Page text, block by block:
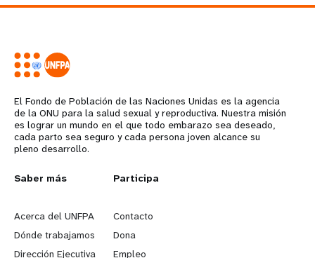
El Fondo de Población de las Naciones Unidas es la agencia
de la ONU para la salud sexual y reproductiva. Nuestra misión
es lograr un mundo en el que todo embarazo sea deseado,
cada parto sea seguro y cada persona joven alcance su
pleno desarrollo.
L
e
a
Saber más
Acerca del UNFPA
Dónde trabajamos
Dirección Ejecutiva
G
o
b
Participa
Contacto
Dona
Empleo